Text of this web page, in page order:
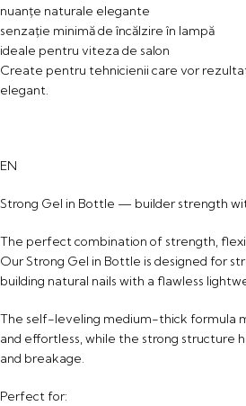
nuanțe naturale elegante
senzație minimă de încălzire în lampă
ideale pentru viteza de salon
Create pentru tehnicienii care vor
elegant.
EN
Strong Gel in Bottle — builder strength
The perfect combination of strength,
Our Strong Gel in Bottle is designed for
building natural nails with a flawless
The self-leveling medium-thick formula
and effortless, while the strong structure
and breakage.
Perfect for: